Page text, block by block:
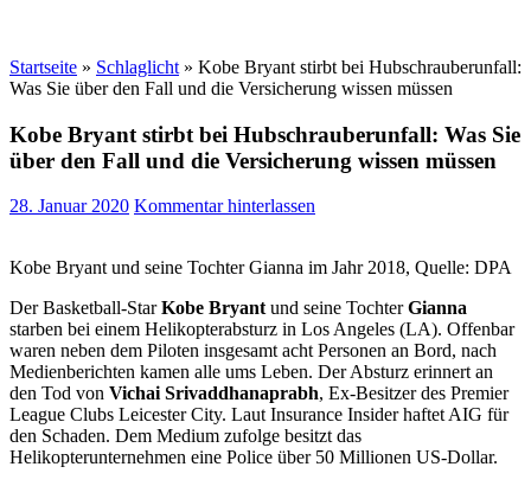
Startseite » Schlaglicht » Kobe Bryant stirbt bei Hubschrauberunfall:
Was Sie über den Fall und die Versicherung wissen müssen
Kobe Bryant stirbt bei Hubschrauberunfall: Was Sie
über den Fall und die Versicherung wissen müssen
28. Januar 2020 Kommentar hinterlassen
Kobe Bryant und seine Tochter Gianna im Jahr 2018, Quelle: DPA
Der Basketball-StarKobe Bryantund seine TochterGianna
starben bei einem Helikopterabsturz in Los Angeles (LA). Offenbar
waren neben dem Piloten insgesamt acht Personen an Bord, nach
Medienberichten kamen alle ums Leben. Der Absturz erinnert an
den Tod von Vichai Srivaddhanaprabh, Ex-Besitzer des Premier
League Clubs Leicester City. Laut Insurance Insider haftet AIG für
den Schaden. Dem Medium zufolge besitzt das
Helikopterunternehmen eine Police über 50 Millionen US-Dollar.